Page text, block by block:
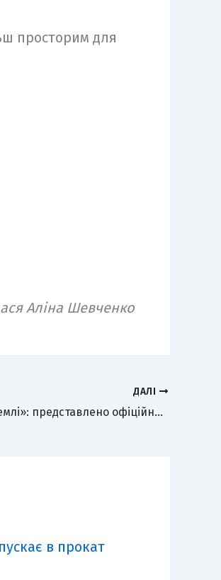
просторим для
Аліна Шевченко
ДАЛІ
«Кава з кардамоном. Сила землі»: представлено офіційний постер продовження культової драми